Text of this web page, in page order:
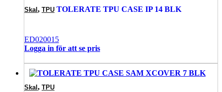
Skal , TPU TOLERATE TPU CASE IP 14 BLK
ED020015
Logga in för att se pris
Skal , TPU